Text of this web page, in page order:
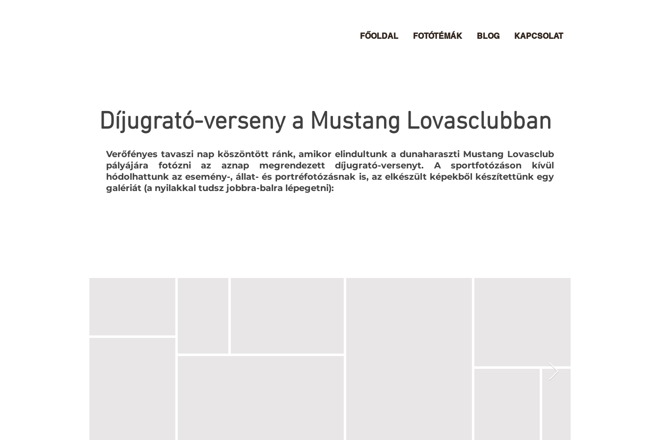
FŐOLDAL FOTÓTÉMÁK BLOG KAPCSOLAT
Díjugrató-verseny a Mustang Lovasclubban
Verőfényes tavaszi nap köszöntött ránk, amikor elindultunk a dunaharaszti Mustang Lovasclub
pályájára fotózni az aznap megrendezett díjugrató-versenyt. A sportfotózáson kívül
hódolhattunk az esemény-, állat- és portréfotózásnak is, az elkészült képekből készítettünk egy
galériát (a nyilakkal tudsz jobbra-balra lépegetni):